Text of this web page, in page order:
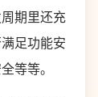
期里还充
足功能安
等等。